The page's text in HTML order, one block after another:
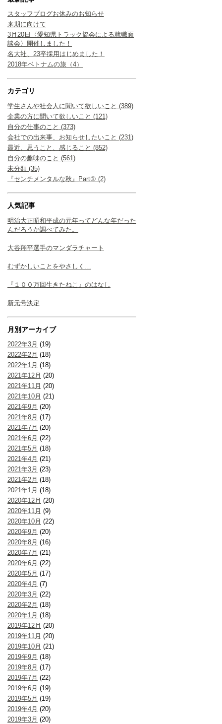
スタッフブログお休みのお知らせ
来期に向けて
3月20日〈愛知県トラック協会による就職面
談会〉開催しました！
名大社、23卒採用はじめました！
2018年ベトナムの旅（4）
カテゴリ
学生さんや社会人に聞いて欲しいこと (389)
企業の方に聞いて欲しいこと (121)
自分の仕事のこと (373)
会社での出来事、お知らせしたいこと (231)
最近、思うこと、感じること (852)
自分の趣味のこと (561)
未分類 (35)
『センチメンタルな秋』Part① (2)
人気記事
明治大正昭和平成の元年ってどんな年だった
んだろうか調べてみた。
大谷翔平選手のマンダラチャート
むずかしいことをやさしく…
『１００万回生きたねこ』のはなし
新元号決定
月別アーカイブ
2022年3月 (19)
2022年2月 (18)
2022年1月 (18)
2021年12月 (20)
2021年11月 (20)
2021年10月 (21)
2021年9月 (20)
2021年8月 (17)
2021年7月 (20)
2021年6月 (22)
2021年5月 (18)
2021年4月 (21)
2021年3月 (23)
2021年2月 (18)
2021年1月 (18)
2020年12月 (20)
2020年11月 (9)
2020年10月 (22)
2020年9月 (20)
2020年8月 (16)
2020年7月 (21)
2020年6月 (22)
2020年5月 (17)
2020年4月 (7)
2020年3月 (22)
2020年2月 (18)
2020年1月 (18)
2019年12月 (20)
2019年11月 (20)
2019年10月 (21)
2019年9月 (18)
2019年8月 (17)
2019年7月 (22)
2019年6月 (19)
2019年5月 (19)
2019年4月 (20)
2019年3月 (20)